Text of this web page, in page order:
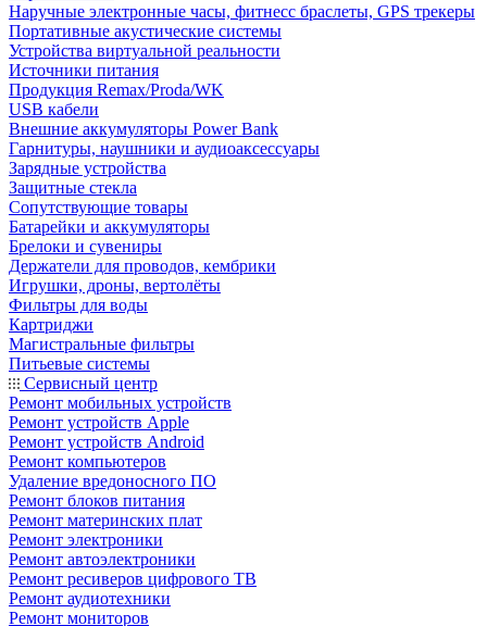
Наручные электронные часы, фитнесс браслеты, GPS трекеры
Портативные акустические системы
Устройства виртуальной реальности
Источники питания
Продукция Remax/Proda/WK
USB кабели
Внешние аккумуляторы Power Bank
Гарнитуры, наушники и аудиоаксессуары
Зарядные устройства
Защитные стекла
Сопутствующие товары
Батарейки и аккумуляторы
Брелоки и сувениры
Держатели для проводов, кембрики
Игрушки, дроны, вертолёты
Фильтры для воды
Картриджи
Магистральные фильтры
Питьевые системы
Сервисный центр
Ремонт мобильных устройств
Ремонт устройств Apple
Ремонт устройств Android
Ремонт компьютеров
Удаление вредоносного ПО
Ремонт блоков питания
Ремонт материнских плат
Ремонт электроники
Ремонт автоэлектроники
Ремонт ресиверов цифрового ТВ
Ремонт аудиотехники
Ремонт мониторов